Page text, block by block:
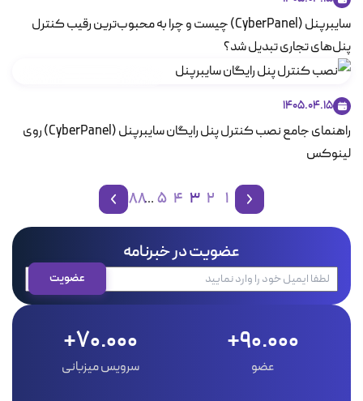
سایبرپنل (CyberPanel) چیست و چرا به محبوب‌ترین رقیب کنترل
پنل‌های تجاری تبدیل شد؟
1405.04.15
راهنمای جامع نصب کنترل پنل رایگان سایبرپنل (CyberPanel) روی
لینوکس
صفحه قبل
1
2
3
4
5
…
188 صفحه بعد
عضویت در خبرنامه
90.000+
عضو
70.000+
سرویس میزبانی